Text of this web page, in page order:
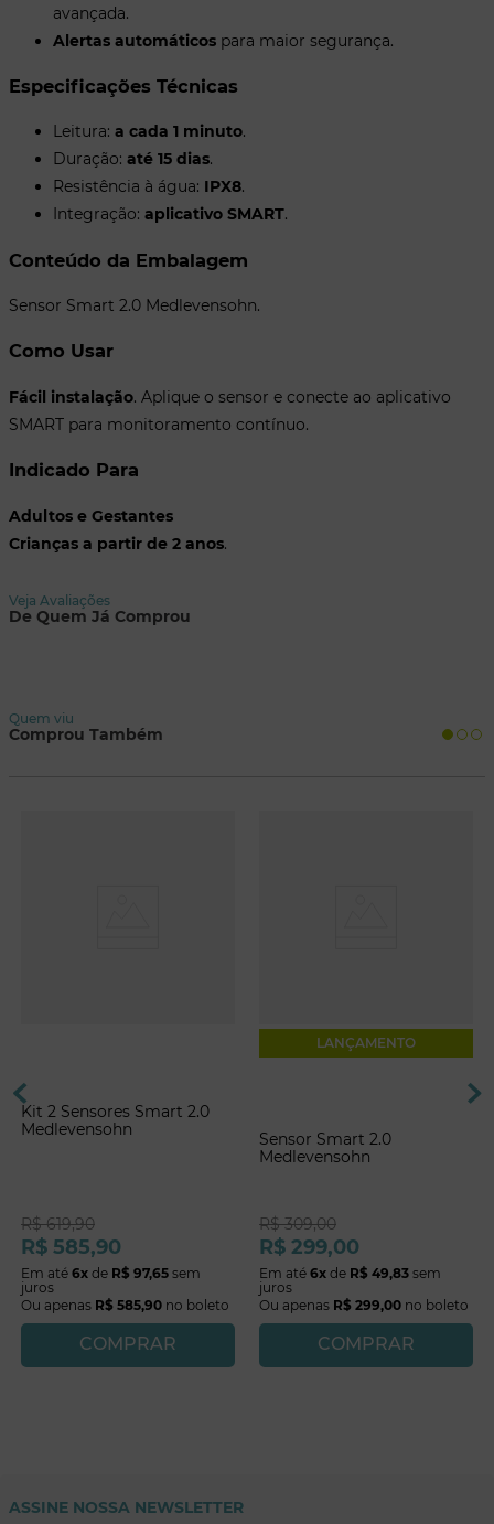
avançada.
Alertas automáticos para maior segurança.
Especificações Técnicas
Leitura: a cada 1 minuto.
Duração: até 15 dias.
Resistência à água: IPX8.
Integração: aplicativo SMART.
Conteúdo da Embalagem
Sensor Smart 2.0 Medlevensohn.
Como Usar
Fácil instalação. Aplique o sensor e conecte ao aplicativo
SMART para monitoramento contínuo.
Indicado Para
Adultos e Gestantes
Crianças a partir de 2 anos.
Veja Avaliações
De Quem Já Comprou
Quem viu
Comprou Também
Kit 2 Sensores Smart 2.0
Medlevensohn
R$ 619,90
R$ 585,90
Em até 6x de R$ 97,65 sem
juros
Ou apenas R$ 585,90 no boleto
COMPRAR
LANÇAMENTO
Sensor Smart 2.0
Medlevensohn
R$ 309,00
R$ 299,00
Em até 6x de R$ 49,83 sem
juros
Ou apenas R$ 299,00 no boleto
COMPRAR
ASSINE NOSSA NEWSLETTER